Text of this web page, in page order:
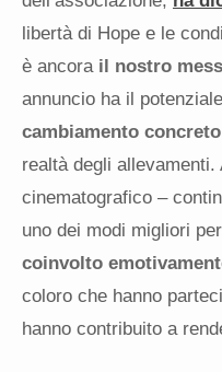
libertà di Hope e le
è ancora il nostro
annuncio ha il
cambiamento concreto
realtà degli
cinematografico –
uno dei modi migliori
coinvolto
coloro che hanno
hanno contribuito a